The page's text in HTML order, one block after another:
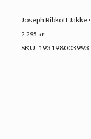
Joseph Ribkoff Jakke ·
2.295 kr.
SKU: 193198003993